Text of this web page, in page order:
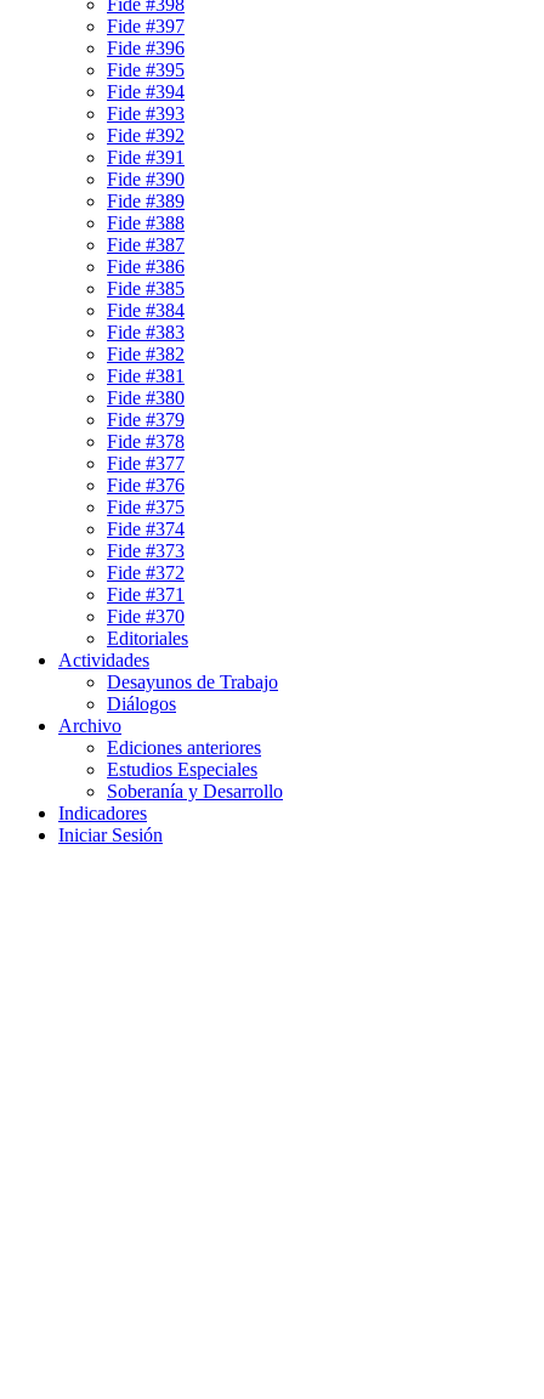
Fide #398
Fide #397
Fide #396
Fide #395
Fide #394
Fide #393
Fide #392
Fide #391
Fide #390
Fide #389
Fide #388
Fide #387
Fide #386
Fide #385
Fide #384
Fide #383
Fide #382
Fide #381
Fide #380
Fide #379
Fide #378
Fide #377
Fide #376
Fide #375
Fide #374
Fide #373
Fide #372
Fide #371
Fide #370
Editoriales
Actividades
Desayunos de Trabajo
Diálogos
Archivo
Ediciones anteriores
Estudios Especiales
Soberanía y Desarrollo
Indicadores
Iniciar Sesión